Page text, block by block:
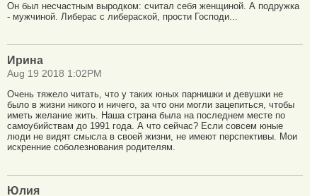
Он был несчастным выродком: считал себя женщиной. А подружка
- мужчиной. Либерас с либераской, прости Господи...
Ирина
Aug 19 2018 1:02PM
Очень тяжело читать, что у таких юных парнишки и девушки не
было в жизни никого и ничего, за что они могли зацепиться, чтобы
иметь желание жить. Наша страна была на последнем месте по
самоубийствам до 1991 года. А что сейчас? Если совсем юные
люди не видят смысла в своей жизни, не имеют перспективы. Мои
искренние соболезнования родителям.
Юлия